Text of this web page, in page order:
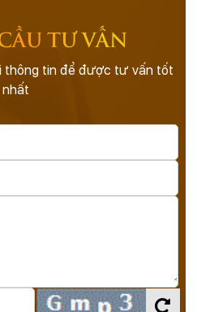
TƯ VẤN
thông tin để được tư vấn tốt
nhất